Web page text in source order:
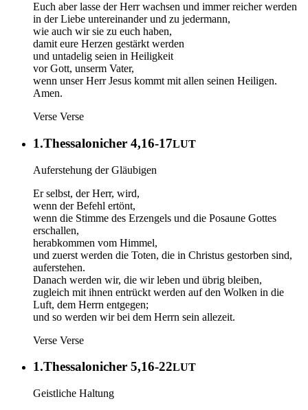
Euch aber lasse der Herr wachsen und immer reicher werden
in der Liebe untereinander und zu jedermann,
wie auch wir sie zu euch haben,
damit eure Herzen gestärkt werden
und untadelig seien in Heiligkeit
vor Gott, unserm Vater,
wenn unser Herr Jesus kommt mit allen seinen Heiligen.
Amen.
Verse Verse
1.Thessalonicher 4,16-17LUT
Auferstehung der Gläubigen
Er selbst, der Herr, wird,
wenn der Befehl ertönt,
wenn die Stimme des Erzengels und die Posaune Gottes
erschallen,
herabkommen vom Himmel,
und zuerst werden die Toten, die in Christus gestorben sind,
auferstehen.
Danach werden wir, die wir leben und übrig bleiben,
zugleich mit ihnen entrückt werden auf den Wolken in die
Luft, dem Herrn entgegen;
und so werden wir bei dem Herrn sein allezeit.
Verse Verse
1.Thessalonicher 5,16-22LUT
Geistliche Haltung